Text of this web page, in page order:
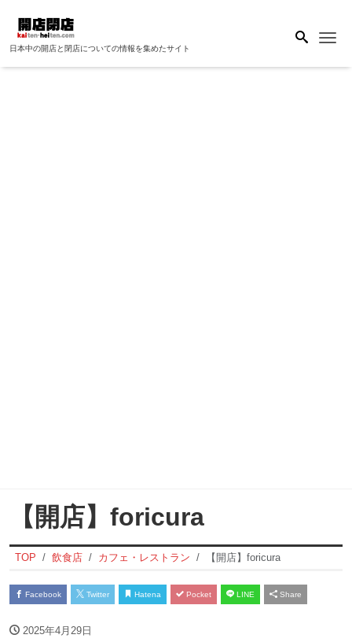
日本中の開店と閉店についての情報を集めたサイト
【開店】foricura
TOP 飲食店 カフェ・レストラン 【開店】foricura
Facebook Twitter Hatena Pocket LINE Share
2025年4月29日